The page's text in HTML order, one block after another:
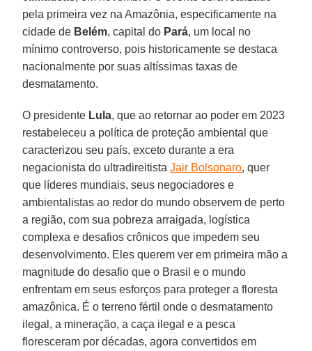
pela primeira vez na Amazônia, especificamente na
cidade de Belém, capital do Pará, um local no
mínimo controverso, pois historicamente se destaca
nacionalmente por suas altíssimas taxas de
desmatamento.
O presidente Lula, que ao retornar ao poder em 2023
restabeleceu a política de proteção ambiental que
caracterizou seu país, exceto durante a era
negacionista do ultradireitistaJair Bolsonaro, quer
que líderes mundiais, seus negociadores e
ambientalistas ao redor do mundo observem de perto
a região, com sua pobreza arraigada, logística
complexa e desafios crônicos que impedem seu
desenvolvimento. Eles querem ver em primeira mão a
magnitude do desafio que o Brasil e o mundo
enfrentam em seus esforços para proteger a floresta
amazônica. É o terreno fértil onde o desmatamento
ilegal, a mineração, a caça ilegal e a pesca
floresceram por décadas, agora convertidos em